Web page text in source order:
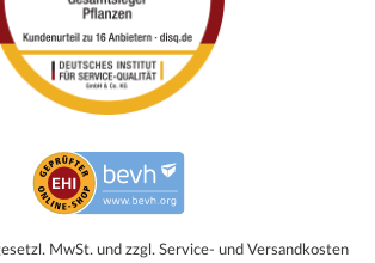
MwSt. und zzgl. Service- und Versandkosten